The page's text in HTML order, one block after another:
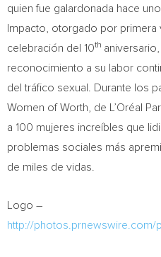
quien fue galardonada hace
Impacto, otorgado por primera
celebración del 10th
reconocimiento a su labor
del tráfico sexual. Durante los
Women of Worth, de L’Oréal
a 100 mujeres increíbles que
problemas sociales más
de miles de vidas.
Logo –
http://photos.prnewswire.com/